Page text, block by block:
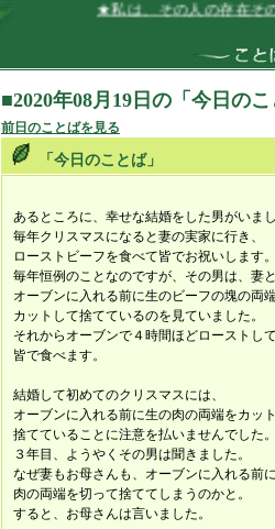
★私は、その人の存在その
■2020年08月19日の「今日の
前日のことばを見る
「今日のことば」
あるところに、幸せな結婚をした男がいま
毎年クリスマスになると妻の実家に行き、
ローストビーフを食べて皆でお祝いします
毎年恒例のことなのですが、その男は、妻
オーブンに入れる前に生のビーフの塊の両
カットして捨てているのを見ていました。
それからオーブンで４時間ほどローストし
皆で食べます。
結婚して初めてのクリスマスには、
オーブンに入れる前に生の肉の両端をカッ
捨てていることに注意を払いませんでした
３年目、ようやくその男は聞きました。
なぜ妻もお母さんも、オーブンに入れる前
肉の両端を切って捨ててしまうのかと。
すると、お母さんは言いました。